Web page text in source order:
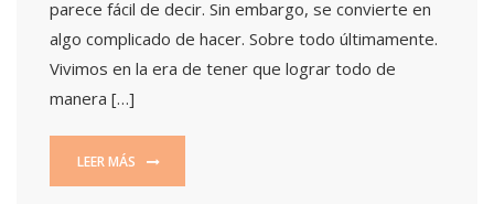
parece fácil de decir. Sin embargo, se convierte en
algo complicado de hacer. Sobre todo últimamente.
Vivimos en la era de tener que lograr todo de
manera […]
LEER MÁS